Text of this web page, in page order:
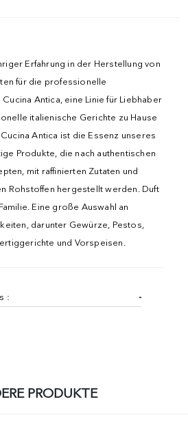
Erfahrung in der Herstellung von
für die professionelle
Antica, eine Linie für Liebhaber
italienische Gerichte zu Hause
Antica ist die Essenz unseres
Produkte, die nach authentischen
mit raffinierten Zutaten und
Rohstoffen hergestellt werden. Duft
Eine große Auswahl an
darunter Gewürze, Pestos,
und Vorspeisen.
: -
PRODUKTE